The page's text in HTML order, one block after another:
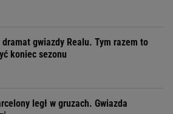
dramat gwiazdy Realu. Tym razem to
koniec sezonu
legł w gruzach. Gwiazda